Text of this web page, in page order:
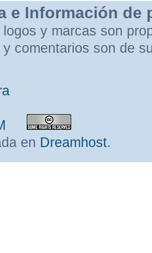
e Información de
logos y marcas son
y comentarios son de
en Dreamhost.